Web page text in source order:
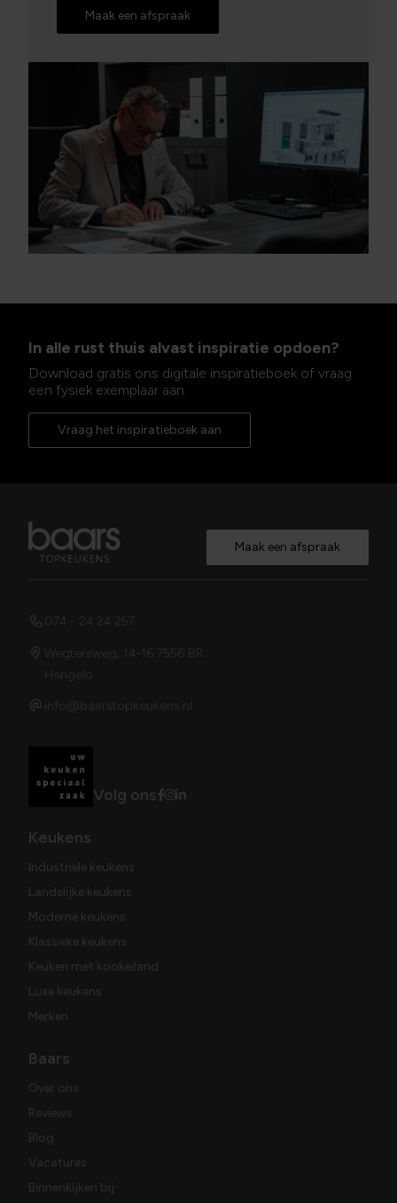
Maak een afspraak
In alle rust thuis alvast inspiratie opdoen?
Download gratis ons digitale inspiratieboek of vraag
een fysiek exemplaar aan.
Vraag het inspiratieboek aan
Maak een afspraak
074 - 24 24 257
Wegtersweg, 14-16 7556 BR
Hengelo
info@baarstopkeukens.nl
Volg ons
Keukens
Industriële keukens
Landelijke keukens
Moderne keukens
Klassieke keukens
Keuken met kookeiland
Luxe keukens
Merken
Baars
Over ons
Reviews
Blog
Vacatures
Binnenkijken bij